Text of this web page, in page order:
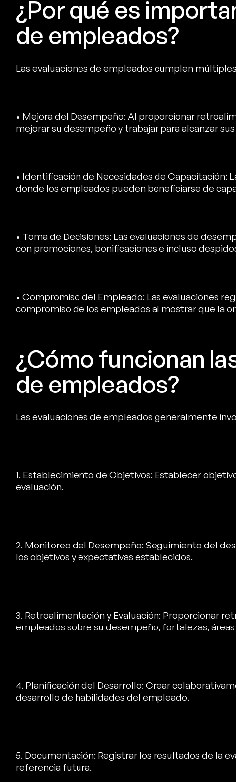
¿Por qué es
de empleados?
Las evaluaciones de empleados cumplen
• Mejora del Desempeño: Al proporcionar
mejorar su desempeño y trabajar para alcanzar
• Identificación de Necesidades de Capacitación:
donde los empleados pueden beneficiarse de
• Toma de Decisiones: Las evaluaciones de
con promociones, bonificaciones e incluso
• Compromiso del Empleado: Las evaluaciones
compromiso de los empleados al mostrar que la
¿Cómo funcionan
de empleados?
Las evaluaciones de empleados generalmente
1. Establecimiento de Objetivos: Establecer
evaluación.
2. Monitoreo del Desempeño: Seguimiento del
los objetivos y expectativas establecidos.
3. Retroalimentación y Evaluación: Proporcionar
empleados sobre su desempeño, fortalezas,
4. Planificación del Desarrollo: Crear
desarrollo de habilidades del empleado.
5. Documentación: Registrar los resultados de la
referencia futura.